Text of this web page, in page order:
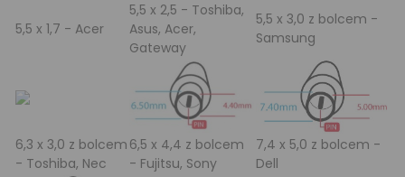
5,5 x 1,7 - Acer
5,5 x 2,5 - Toshiba,
Asus, Acer,
Gateway
5,5 x 3,0 z bolcem -
Samsung
6,3 x 3,0 z bolcem
- Toshiba, Nec
6,5 x 4,4 z bolcem
- Fujitsu, Sony
7,4 x 5,0 z bolcem -
Dell